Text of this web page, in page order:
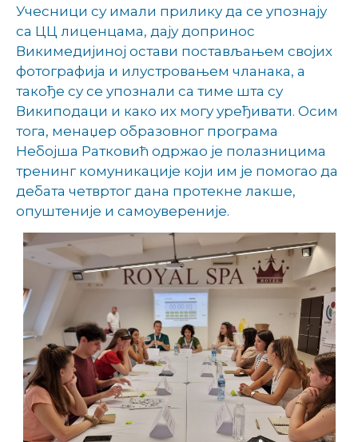
Учесници су имали прилику да се упознају
са ЦЦ лиценцама, дају допринос
Викимедијиној остави постављањем својих
фотографија и илустровањем чланака, а
такође су се упознали са тиме шта су
Википодаци и како их могу уређивати. Осим
тога, менаџер образовног програма
Небојша Ратковић одржао је полазницима
тренинг комуникације који им је помогао да
дебата четвртог дана протекне лакше,
опуштеније и самоувереније.